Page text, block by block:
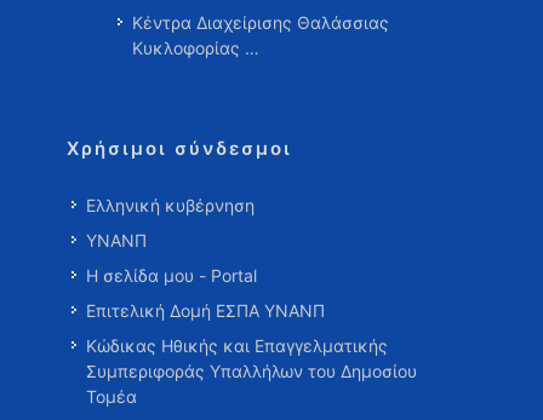
Κέντρα Διαχείρισης Θαλάσσιας
Κυκλοφορίας …
Χρήσιμοι σύνδεσμοι
Ελληνική κυβέρνηση
ΥΝΑΝΠ
Η σελίδα μου - Portal
Επιτελική Δομή ΕΣΠΑ ΥΝΑΝΠ
Κώδικας Ηθικής και Επαγγελματικής
Συμπεριφοράς Υπαλλήλων του Δημοσίου
Τομέα